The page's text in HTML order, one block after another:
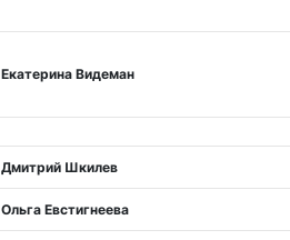
Екатерина Видеман
Дмитрий Шкилев
Ольга Евстигнеева